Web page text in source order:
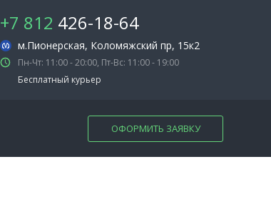
+7 812 426-18-64
м.Пионерская, Коломяжский пр, 15к2
Пн-Чт: 11:00 - 20:00, Пт-Вс: 11:00 - 19:00
Бесплатный курьер
ОФОРМИТЬ ЗАЯВКУ